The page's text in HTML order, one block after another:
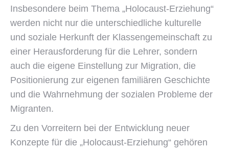
Insbesondere beim Thema „Holocaust-Erziehung“
werden nicht nur die unterschiedliche kulturelle
und soziale Herkunft der Klassengemeinschaft zu
einer Herausforderung für die Lehrer, sondern
auch die eigene Einstellung zur Migration, die
Positionierung zur eigenen familiären Geschichte
und die Wahrnehmung der sozialen Probleme der
Migranten.
Zu den Vorreitern bei der Entwicklung neuer
Konzepte für die „Holocaust-Erziehung“ gehören